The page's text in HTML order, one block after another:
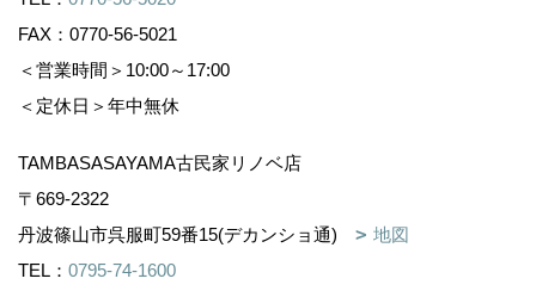
FAX：0770-56-5021
＜営業時間＞10:00～17:00
＜定休日＞年中無休
TAMBASASAYAMA古民家リノベ店
〒669-2322
丹波篠山市呉服町59番15(デカンショ通)
地図
TEL： 0795-74-1600